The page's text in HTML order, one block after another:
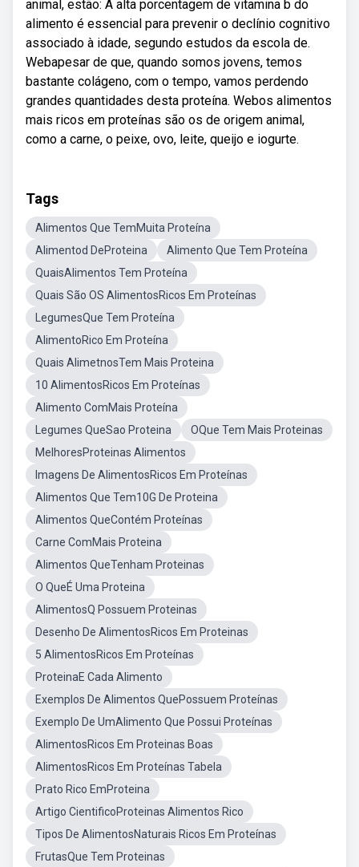
animal, estão: A alta porcentagem de vitamina b do
alimento é essencial para prevenir o declínio cognitivo
associado à idade, segundo estudos da escola de.
Webapesar de que, quando somos jovens, temos
bastante colágeno, com o tempo, vamos perdendo
grandes quantidades desta proteína. Webos alimentos
mais ricos em proteínas são os de origem animal,
como a carne, o peixe, ovo, leite, queijo e iogurte.
Tags
Alimentos Que TemMuita Proteína
Alimentod DeProteina
Alimento Que Tem Proteína
QuaisAlimentos Tem Proteína
Quais São OS AlimentosRicos Em Proteínas
LegumesQue Tem Proteína
AlimentoRico Em Proteína
Quais AlimetnosTem Mais Proteina
10 AlimentosRicos Em Proteínas
Alimento ComMais Proteína
Legumes QueSao Proteina
OQue Tem Mais Proteinas
MelhoresProteinas Alimentos
Imagens De AlimentosRicos Em Proteínas
Alimentos Que Tem10G De Proteina
Alimentos QueContém Proteínas
Carne ComMais Proteina
Alimentos QueTenham Proteinas
O QueÉ Uma Proteina
AlimentosQ Possuem Proteinas
Desenho De AlimentosRicos Em Proteinas
5 AlimentosRicos Em Proteínas
ProteinaE Cada Alimento
Exemplos De Alimentos QuePossuem Proteínas
Exemplo De UmAlimento Que Possui Proteínas
AlimentosRicos Em Proteinas Boas
AlimentosRicos Em Proteínas Tabela
Prato Rico EmProteina
Artigo CientificoProteinas Alimentos Rico
Tipos De AlimentosNaturais Ricos Em Proteínas
FrutasQue Tem Proteinas